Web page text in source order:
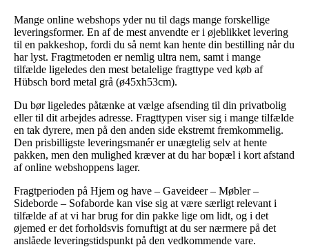
Mange online webshops yder nu til dags mange forskellige
leveringsformer. En af de mest anvendte er i øjeblikket levering
til en pakkeshop, fordi du så nemt kan hente din bestilling når du
har lyst. Fragtmetoden er nemlig ultra nem, samt i mange
tilfælde ligeledes den mest betalelige fragttype ved køb af
Hübsch bord metal grå (ø45xh53cm).
Du bør ligeledes påtænke at vælge afsending til din privatbolig
eller til dit arbejdes adresse. Fragttypen viser sig i mange tilfælde
en tak dyrere, men på den anden side ekstremt fremkommelig.
Den prisbilligste leveringsmanér er unægtelig selv at hente
pakken, men den mulighed kræver at du har bopæl i kort afstand
af online webshoppens lager.
Fragtperioden på Hjem og have – Gaveideer – Møbler –
Sideborde – Sofaborde kan vise sig at være særligt relevant i
tilfælde af at vi har brug for din pakke lige om lidt, og i det
øjemed er det forholdsvis fornuftigt at du ser nærmere på det
anslåede leveringstidspunkt på den vedkommende vare.